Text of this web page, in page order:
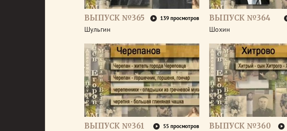
ВЫПУСК №365 139 просмотров
Шульгин
ВЫПУСК №364
Шохин
ВЫПУСК №361 55 просмотров ВЫПУСК №360